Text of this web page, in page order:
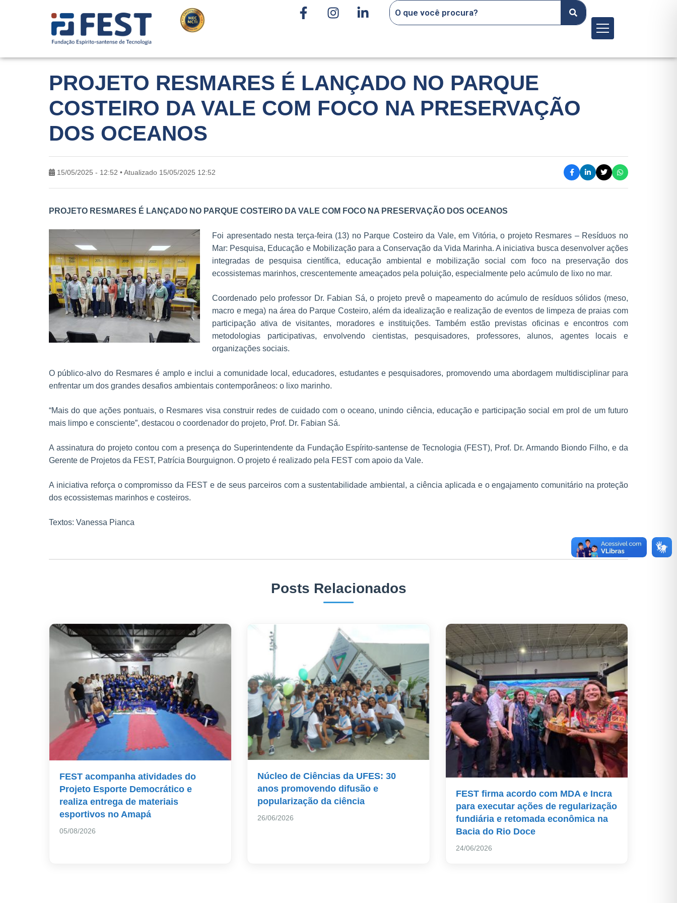
Menu
PROJETO RESMARES É LANÇADO NO PARQUE
COSTEIRO DA VALE COM FOCO NA PRESERVAÇÃO
DOS OCEANOS
15/05/2025 - 12:52 • Atualizado 15/05/2025 12:52
PROJETO RESMARES É LANÇADO NO PARQUE COSTEIRO DA VALE COM FOCO NA PRESERVAÇÃO DOS OCEANOS
Foi apresentado nesta terça-feira (13) no Parque Costeiro da Vale, em Vitória, o projeto Resmares – Resíduos no
Mar: Pesquisa, Educação e Mobilização para a Conservação da Vida Marinha. A iniciativa busca desenvolver ações
integradas de pesquisa científica, educação ambiental e mobilização social com foco na preservação dos
ecossistemas marinhos, crescentemente ameaçados pela poluição, especialmente pelo acúmulo de lixo no mar.
Coordenado pelo professor Dr. Fabian Sá, o projeto prevê o mapeamento do acúmulo de resíduos sólidos (meso,
macro e mega) na área do Parque Costeiro, além da idealização e realização de eventos de limpeza de praias com
participação ativa de visitantes, moradores e instituições. Também estão previstas oficinas e encontros com
metodologias participativas, envolvendo cientistas, pesquisadores, professores, alunos, agentes locais e
organizações sociais.
O público-alvo do Resmares é amplo e inclui a comunidade local, educadores, estudantes e pesquisadores, promovendo uma abordagem multidisciplinar para
enfrentar um dos grandes desafios ambientais contemporâneos: o lixo marinho.
“Mais do que ações pontuais, o Resmares visa construir redes de cuidado com o oceano, unindo ciência, educação e participação social em prol de um futuro
mais limpo e consciente”, destacou o coordenador do projeto, Prof. Dr. Fabian Sá.
A assinatura do projeto contou com a presença do Superintendente da Fundação Espírito-santense de Tecnologia (FEST), Prof. Dr. Armando Biondo Filho, e da
Gerente de Projetos da FEST, Patrícia Bourguignon. O projeto é realizado pela FEST com apoio da Vale.
A iniciativa reforça o compromisso da FEST e de seus parceiros com a sustentabilidade ambiental, a ciência aplicada e o engajamento comunitário na proteção
dos ecossistemas marinhos e costeiros.
Textos: Vanessa Pianca
Posts Relacionados
FEST acompanha atividades do
Projeto Esporte Democrático e
realiza entrega de materiais
esportivos no Amapá
05/08/2026
Núcleo de Ciências da UFES: 30
anos promovendo difusão e
popularização da ciência
26/06/2026
FEST firma acordo com MDA e Incra
para executar ações de regularização
fundiária e retomada econômica na
Bacia do Rio Doce
24/06/2026